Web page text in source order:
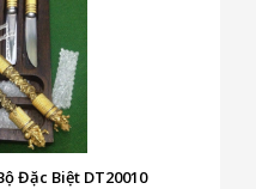
Đặc Biệt DT20010